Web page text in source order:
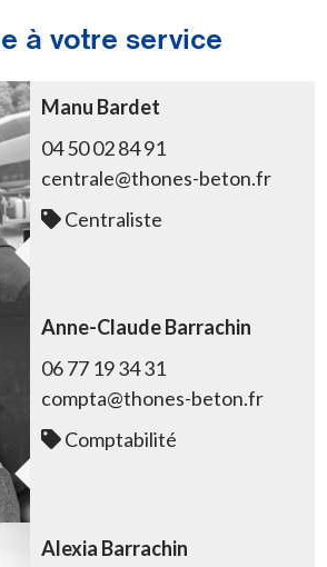
à votre service
Manu Bardet
04 50 02 84 91
centrale@thones-beton.fr
Centraliste
Anne-Claude Barrachin
06 77 19 34 31
compta@thones-beton.fr
Comptabilité
Alexia Barrachin